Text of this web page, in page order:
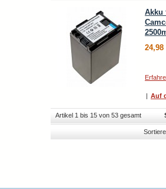
Akku
24,98
| Auf
Artikel 1 bis 15 von 53 gesamt